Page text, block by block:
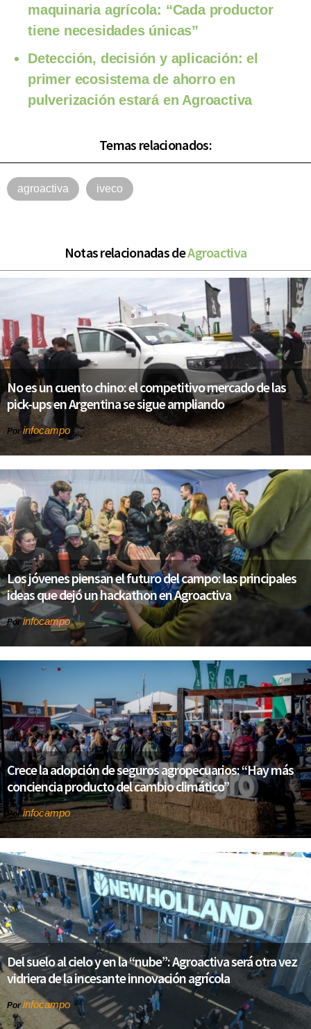
maquinaria agrícola: “Cada productor
tiene necesidades únicas”
Detección, decisión y aplicación: el
primer ecosistema de ahorro en
pulverización estará en Agroactiva
Temas relacionados:
agroactiva iveco
Notas relacionadas deAgroactiva
No es un cuento chino: el competitivo mercado de las
pick-ups en Argentina se sigue ampliando
Porinfocampo
Los jóvenes piensan el futuro del campo: las principales
ideas que dejó un hackathon en Agroactiva
Porinfocampo
Crece la adopción de seguros agropecuarios: “Hay más
conciencia producto del cambio climático”
Porinfocampo
Del suelo al cielo y en la “nube”: Agroactiva será otra vez
vidriera de la incesante innovación agrícola
Por infocampo